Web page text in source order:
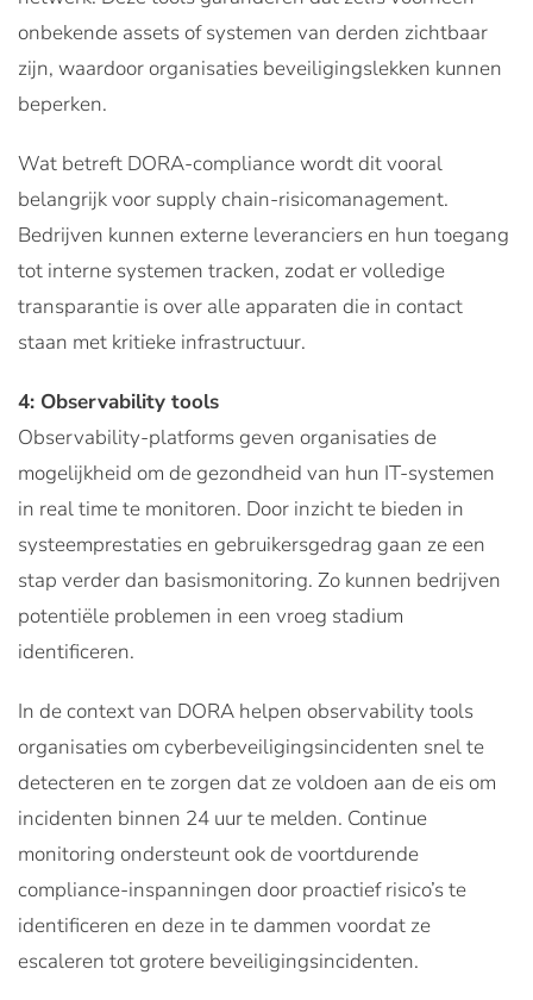
onbekende assets of systemen van derden zichtbaar
zijn, waardoor organisaties beveiligingslekken kunnen
beperken.
Wat betreft DORA-compliance wordt dit vooral
belangrijk voor supply chain-risicomanagement.
Bedrijven kunnen externe leveranciers en hun toegang
tot interne systemen tracken, zodat er volledige
transparantie is over alle apparaten die in contact
staan met kritieke infrastructuur.
4: Observability tools
Observability-platforms geven organisaties de
mogelijkheid om de gezondheid van hun IT-systemen
in real time te monitoren. Door inzicht te bieden in
systeemprestaties en gebruikersgedrag gaan ze een
stap verder dan basismonitoring. Zo kunnen bedrijven
potentiële problemen in een vroeg stadium
identificeren.
In de context van DORA helpen observability tools
organisaties om cyberbeveiligingsincidenten snel te
detecteren en te zorgen dat ze voldoen aan de eis om
incidenten binnen 24 uur te melden. Continue
monitoring ondersteunt ook de voortdurende
compliance-inspanningen door proactief risico’s te
identificeren en deze in te dammen voordat ze
escaleren tot grotere beveiligingsincidenten.